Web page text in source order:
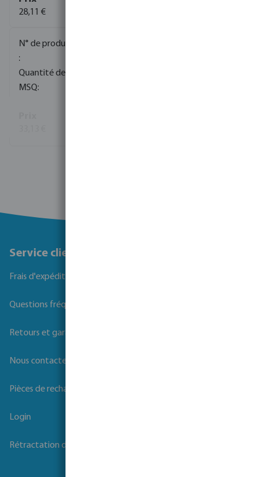
28,11 €
Service client
Frais d'expédition
Questions fréquemment posées
Retours et garanties
Nous contacter
Pièces de rechange
Login
Rétractation du contrat